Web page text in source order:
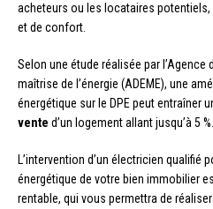
acheteurs ou les locataires potentiels,
et de confort.
Selon une étude réalisée par l’Agence
maîtrise de l’énergie (ADEME), une
énergétique sur le DPE peut entraîner
vente d’un logement allant jusqu’à 5 %.
L’intervention d’un électricien qualifié
énergétique de votre bien immobilier
rentable, qui vous permettra de